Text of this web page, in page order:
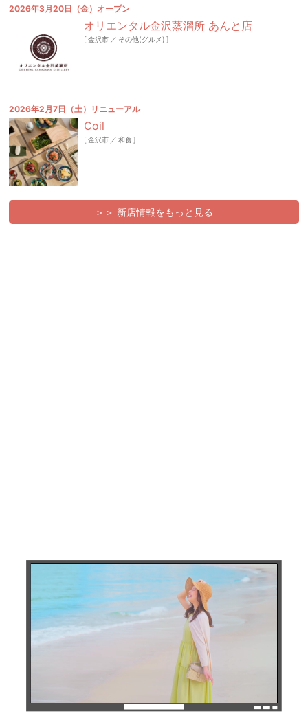
2026年3月20日（金）オープン
オリエンタル金沢蒸溜所 あんと店
[金沢市 ／ その他(グルメ) ]
2026年2月7日（土）リニューアル
Coil
[金沢市 ／ 和食]
＞＞ 新店情報をもっと見る